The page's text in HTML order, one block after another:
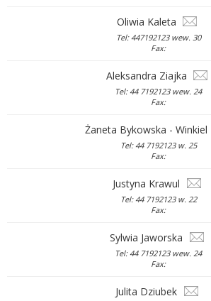
Oliwia Kaleta
Tel: 447192123 wew. 30
Fax:
Aleksandra Ziajka
Tel: 44 7192123 wew. 24
Fax:
Żaneta Bykowska - Winkiel
Tel: 44 7192123 w. 25
Fax:
Justyna Krawul
Tel: 44 7192123 w. 22
Fax:
Sylwia Jaworska
Tel: 44 7192123 wew. 24
Fax:
Julita Dziubek